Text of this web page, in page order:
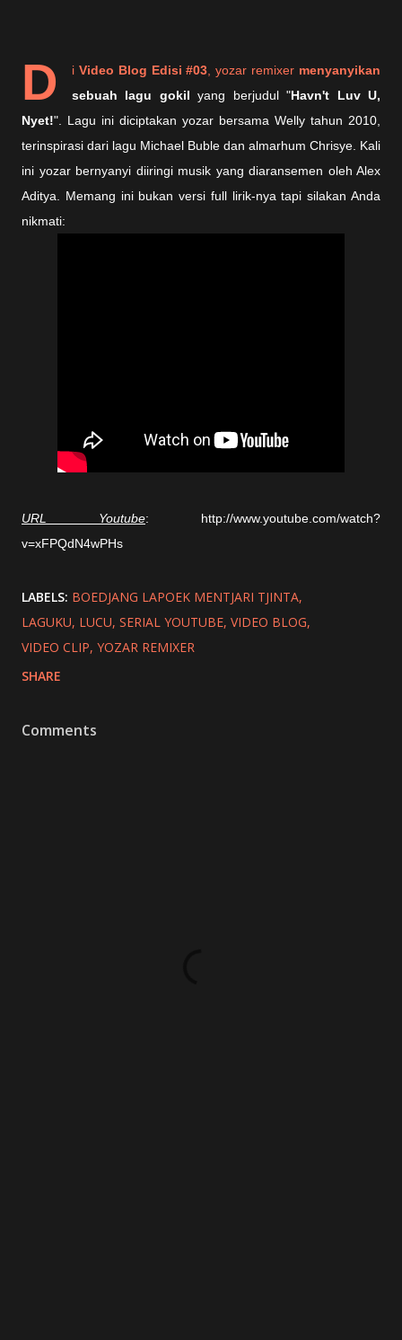
D i Video Blog Edisi #03 , yozar remixer menyanyikan
sebuah lagu gokil yang berjudul "Havn't Luv U,
Nyet!". Lagu ini diciptakan yozar bersama Welly tahun 2010,
terinspirasi dari lagu Michael Buble dan almarhum Chrisye. Kali
ini yozar bernyanyi diiringi musik yang diaransemen oleh Alex
Aditya. Memang ini bukan versi full lirik-nya tapi silakan Anda
nikmati:
URL Youtube: http://www.youtube.com/watch?
v=xFPQdN4wPHs
LABELS: BOEDJANG LAPOEK MENTJARI TJINTA
LAGUKU LUCU SERIAL YOUTUBE VIDEO BLOG
VIDEO CLIP YOZAR REMIXER
SHARE
Comments